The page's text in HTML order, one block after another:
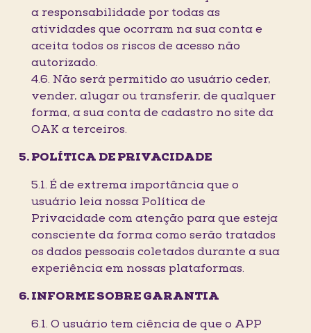
a responsabilidade por todas as
atividades que ocorram na sua conta e
aceita todos os riscos de acesso não
autorizado.
4.6. Não será permitido ao usuário ceder,
vender, alugar ou transferir, de qualquer
forma, a sua conta de cadastro no site da
OAK a terceiros.
POLÍTICA DE PRIVACIDADE
5.1. É de extrema importância que o
usuário leia nossa Política de
Privacidade com atenção para que esteja
consciente da forma como serão tratados
os dados pessoais coletados durante a sua
experiência em nossas plataformas.
INFORME SOBRE GARANTIA
6.1. O usuário tem ciência de que o APP